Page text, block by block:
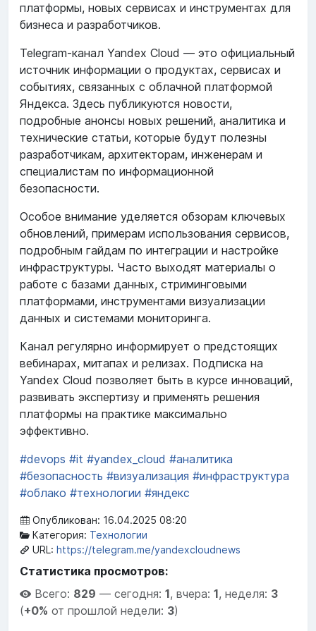
платформы, новых сервисах и инструментах для
бизнеса и разработчиков.
Telegram-канал Yandex Cloud — это официальный
источник информации о продуктах, сервисах и
событиях, связанных с облачной платформой
Яндекса. Здесь публикуются новости,
подробные анонсы новых решений, аналитика и
технические статьи, которые будут полезны
разработчикам, архитекторам, инженерам и
специалистам по информационной
безопасности.
Особое внимание уделяется обзорам ключевых
обновлений, примерам использования сервисов,
подробным гайдам по интеграции и настройке
инфраструктуры. Часто выходят материалы о
работе с базами данных, стриминговыми
платформами, инструментами визуализации
данных и системами мониторинга.
Канал регулярно информирует о предстоящих
вебинарах, митапах и релизах. Подписка на
Yandex Cloud позволяет быть в курсе инноваций,
развивать экспертизу и применять решения
платформы на практике максимально
эффективно.
#devops #it #yandex_cloud #аналитика
#безопасность #визуализация #инфраструктура
#облако #технологии #яндекс
Опубликован: 16.04.2025 08:20
Категория: Технологии
URL: https://telegram.me/yandexcloudnews
Статистика просмотров:
Всего: 829 — сегодня: 1, вчера: 1, неделя: 3
(+0% от прошлой недели: 3)